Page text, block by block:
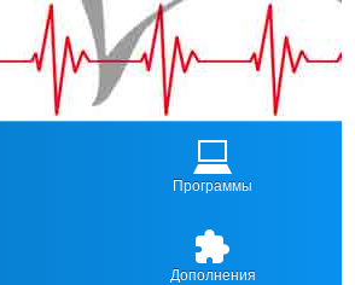
Программы
Дополнения